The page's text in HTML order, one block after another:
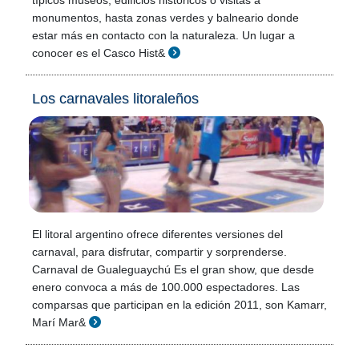
monumentos, hasta zonas verdes y balneario donde
estar más en contacto con la naturaleza. Un lugar a
conocer es el Casco Hist&
Los carnavales litoraleños
El litoral argentino ofrece diferentes versiones del
carnaval, para disfrutar, compartir y sorprenderse.
Carnaval de Gualeguaychú Es el gran show, que desde
enero convoca a más de 100.000 espectadores. Las
comparsas que participan en la edición 2011, son Kamarr,
Marí Mar&